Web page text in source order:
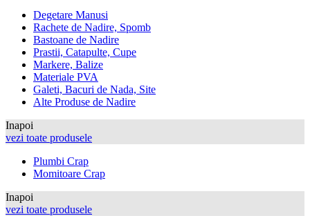
Degetare Manusi
Rachete de Nadire, Spomb
Bastoane de Nadire
Prastii, Catapulte, Cupe
Markere, Balize
Materiale PVA
Galeti, Bacuri de Nada, Site
Alte Produse de Nadire
Inapoi
vezi toate produsele
Plumbi Crap
Momitoare Crap
Inapoi
vezi toate produsele